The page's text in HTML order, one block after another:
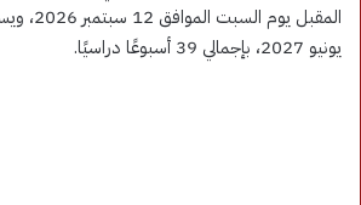
يونيو 2027، بإجمالي 39 أسبوعًا دراسيًا.